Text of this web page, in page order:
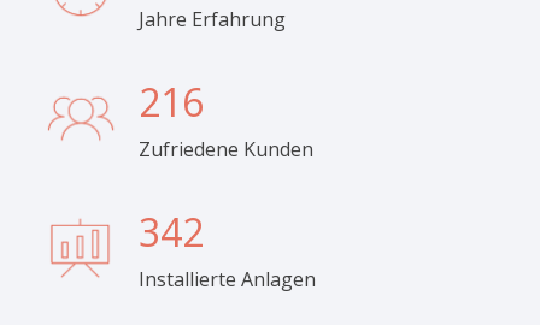
Jahre Erfahrung
216
Zufriedene Kunden
342
Installierte Anlagen